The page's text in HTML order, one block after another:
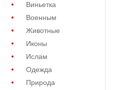
Виньетка
Военным
Животные
Иконы
Ислам
Одежда
Природа